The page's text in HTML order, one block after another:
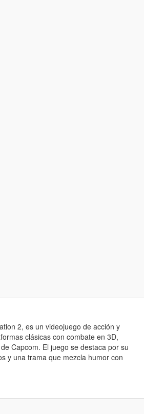
2, es un videojuego de acción y
clásicas con combate en 3D,
de Capcom. El juego se destaca por su
y una trama que mezcla humor con